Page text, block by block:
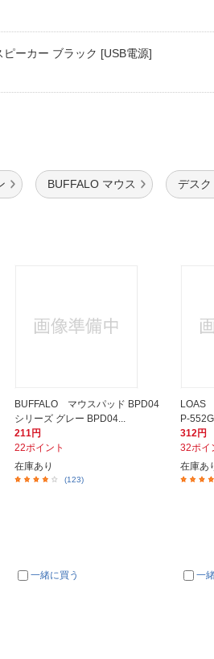
ーカー ブラック [USB電源]
BUFFALO マウス デスク
BUFFALO マウスパッド BPD04
シリーズ グレー BPD04...
211円
22ポイント
在庫あり
(123)
一緒に買う
LOAS
P-
312円
32ポイ
在庫あ
一